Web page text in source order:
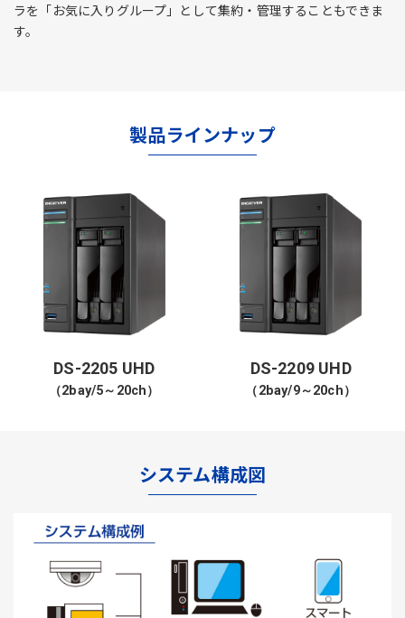
ラを「お気に入りグループ」として集約・管理することもできま
す。
製品ラインナップ
DS-2205 UHD
（2bay/5～20ch）
DS-2209 UHD
（2bay/9～20ch）
システム構成図